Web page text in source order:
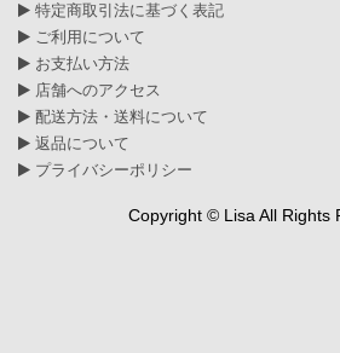
特定商取引法に基づく表記
ご利用について
お支払い方法
店舗へのアクセス
配送方法・送料について
返品について
プライバシーポリシー
Copyright © Lisa All Rights